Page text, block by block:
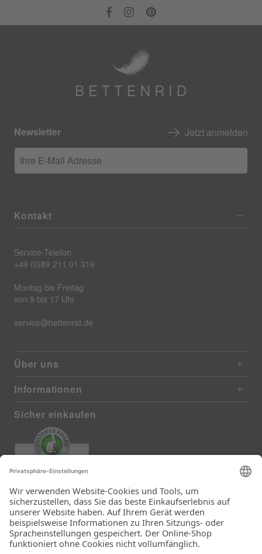
Newsletter Jetzt anmelden
Ihre E-Mail Adresse
Kontakt
Service-Telefon
+49 (0)89 211 01 316
Montag bis Freitag
von 9 bis 17 Uhr
service@bettenrid.de
Über uns
Informationen
Sicher einkaufen
372 reviews from real customers
(last 12 months)
Total: 11290
Die Auswahl und die
Einfachheit der
Bestellung.